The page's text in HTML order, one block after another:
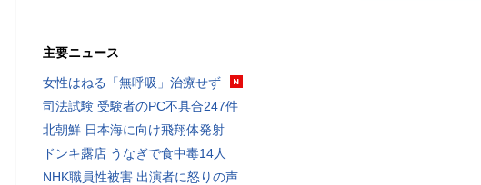
主要ニュース
女性はねる「無呼吸」治療せず
司法試験 受験者のPC不具合247件
北朝鮮 日本海に向け飛翔体発射
ドンキ露店 うなぎで食中毒14人
NHK職員性被害 出演者に怒りの声